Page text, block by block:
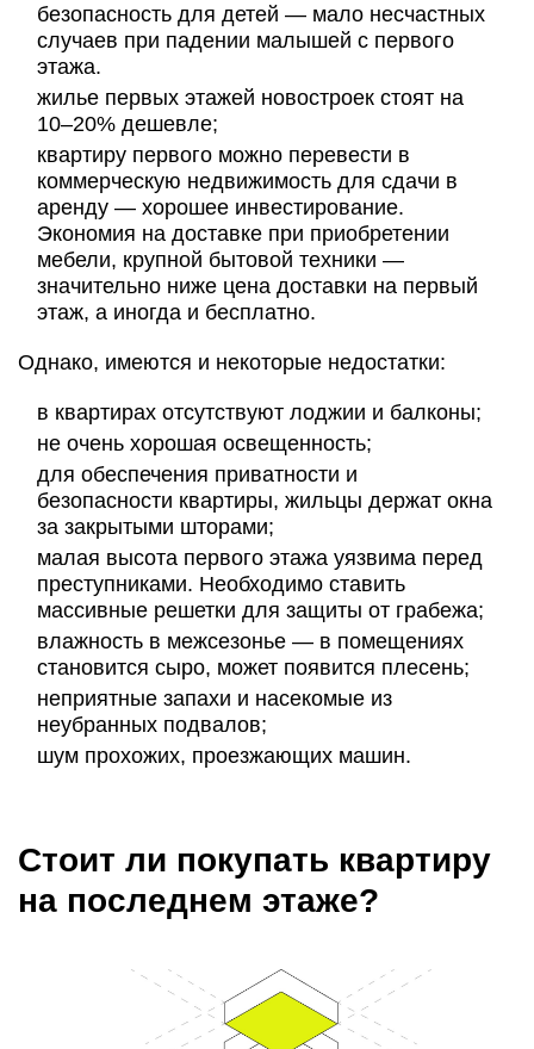
безопасность для детей — мало несчастных
случаев при падении малышей с первого
этажа.
жилье первых этажей новостроек стоят на
10–20% дешевле;
квартиру первого можно перевести в
коммерческую недвижимость для сдачи в
аренду — хорошее инвестирование.
Экономия на доставке при приобретении
мебели, крупной бытовой техники —
значительно ниже цена доставки на первый
этаж, а иногда и бесплатно.
Однако, имеются и некоторые недостатки:
в квартирах отсутствуют лоджии и балконы;
не очень хорошая освещенность;
для обеспечения приватности и
безопасности квартиры, жильцы держат окна
за закрытыми шторами;
малая высота первого этажа уязвима перед
преступниками. Необходимо ставить
массивные решетки для защиты от грабежа;
влажность в межсезонье — в помещениях
становится сыро, может появится плесень;
неприятные запахи и насекомые из
неубранных подвалов;
шум прохожих, проезжающих машин.
Стоит ли покупать квартиру
на последнем этаже?